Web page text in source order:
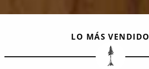
LO MÁS VENDIDO